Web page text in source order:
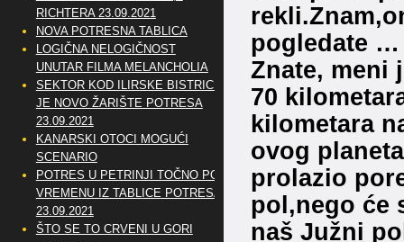
pogledate …
Znate, meni
70
kilometara
ovog
prolazio
pol,nego će
naš Južni
RICHTERA 23.09.2021
NOVA POTRESNA TABLICA
LOGIČNA NELOGIČNOST
UNUTAR FILMA MELANCHOLIA
SEKTOR KOD ILIRSKE BISTRICE
JE NOVO ŽARIŠTE POTRESA
23.09.2021
KANARSKI OTOCI MOGUĆI
SCENARIO
POTRES U PETRINJI TOČNO PO
VREMENU IZ TABLICE POTRESA
23.09.2021
ŠTO SE TO CRVENI U GORI